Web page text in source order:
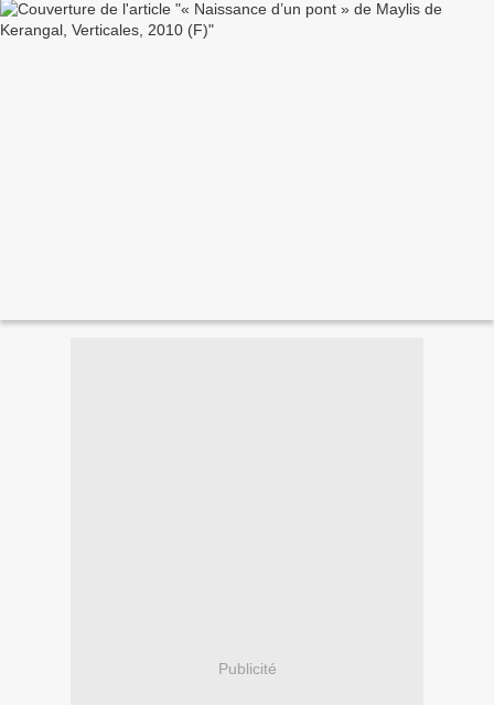
Publicité